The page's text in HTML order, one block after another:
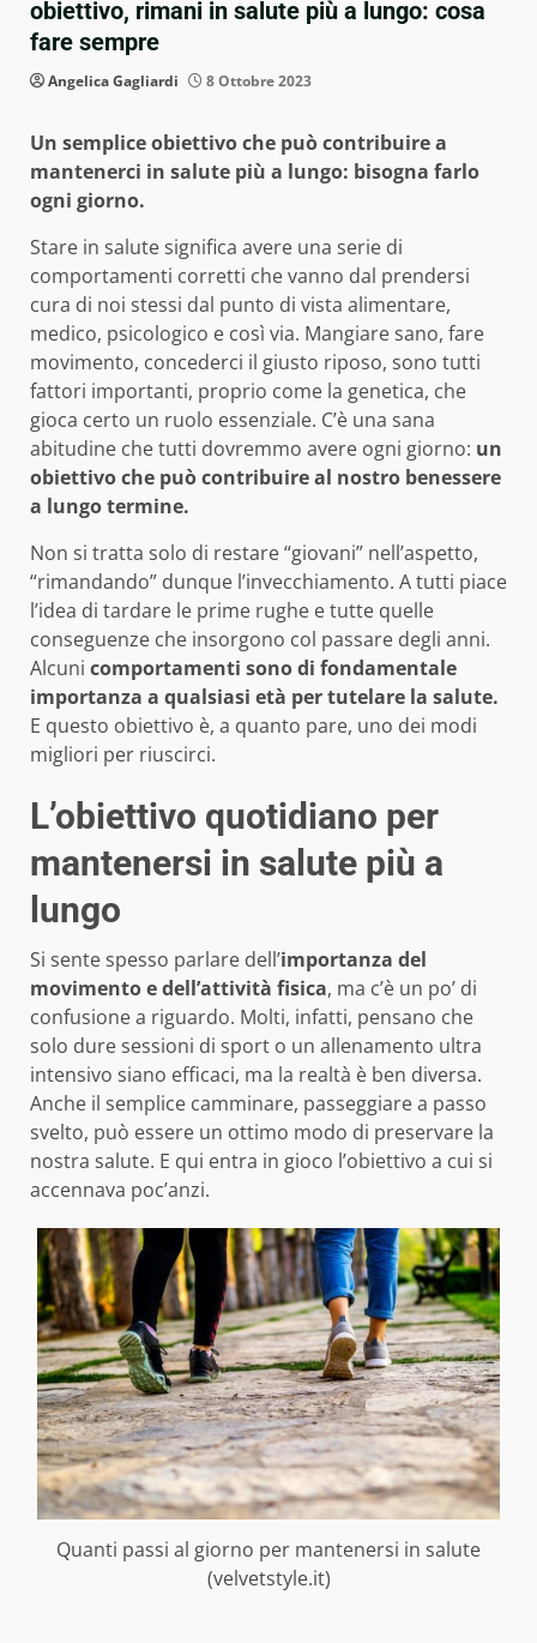
obiettivo, rimani in salute più a lungo: cosa
fare sempre
Angelica Gagliardi 8 Ottobre 2023
Un semplice obiettivo che può contribuire a
mantenerci in salute più a lungo: bisogna farlo
ogni giorno.
Stare in salute significa avere una serie di
comportamenti corretti che vanno dal prendersi
cura di noi stessi dal punto di vista alimentare,
medico, psicologico e così via. Mangiare sano, fare
movimento, concederci il giusto riposo, sono tutti
fattori importanti, proprio come la genetica, che
gioca certo un ruolo essenziale. C’è una sana
abitudine che tutti dovremmo avere ogni giorno: un
obiettivo che può contribuire al nostro benessere
a lungo termine.
Non si tratta solo di restare “giovani” nell’aspetto,
“rimandando” dunque l’invecchiamento. A tutti piace
l’idea di tardare le prime rughe e tutte quelle
conseguenze che insorgono col passare degli anni.
Alcuni comportamenti sono di fondamentale
importanza a qualsiasi età per tutelare la salute.
E questo obiettivo è, a quanto pare, uno dei modi
migliori per riuscirci.
L’obiettivo quotidiano per
mantenersi in salute più a
lungo
Si sente spesso parlare dell’importanza del
movimento e dell’attività fisica, ma c’è un po’ di
confusione a riguardo. Molti, infatti, pensano che
solo dure sessioni di sport o un allenamento ultra
intensivo siano efficaci, ma la realtà è ben diversa.
Anche il semplice camminare, passeggiare a passo
svelto, può essere un ottimo modo di preservare la
nostra salute. E qui entra in gioco l’obiettivo a cui si
accennava poc’anzi.
Quanti passi al giorno per mantenersi in salute
(velvetstyle.it)